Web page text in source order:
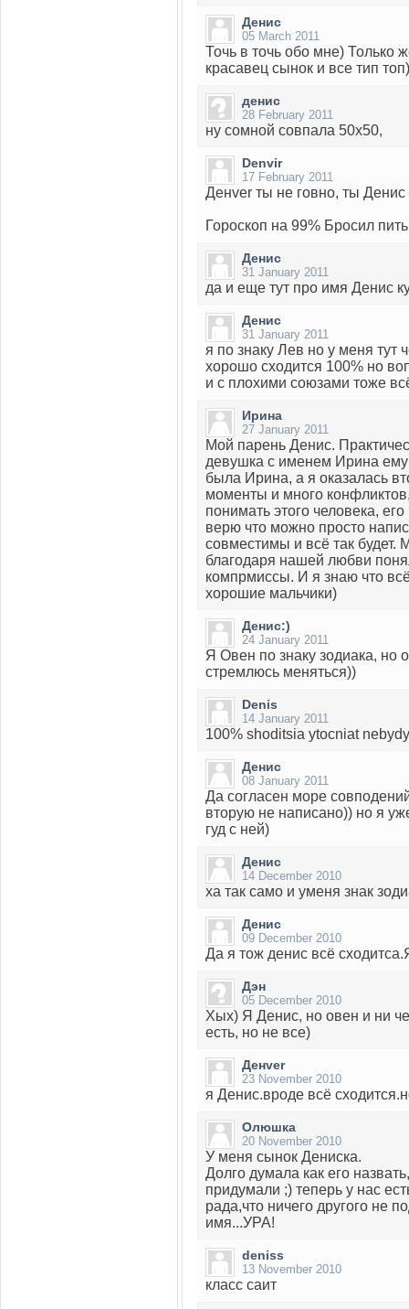
Денис
05 March 2011
Точь в точь обо мне) Только
красавец сынок и все тип
денис
28 February 2011
ну сомной совпала 50х50,
Denvir
17 February 2011
Денver ты не говно, ты Денис
Гороскоп на 99% Бросил
Денис
31 January 2011
да и еще тут про имя Денис
Денис
31 January 2011
я по знаку Лев но у меня тут
хорошо сходится 100% но
и с плохими союзами тоже
Ирина
27 January 2011
Мой парень Денис.
девушка с именем Ирина ему
была Ирина, а я оказалась
моменты и много
понимать этого человека,
верю что можно просто
совместимы и всё так
благодаря нашей любви
компрмиссы. И я знаю что
хорошие мальчики)
Денис:)
24 January 2011
Я Овен по знаку зодиака, но
стремлюсь меняться))
Denis
14 January 2011
100% shoditsia ytocniat
Денис
08 January 2011
Да согласен море
вторую не написано)) но я
гуд с ней)
Денис
14 December 2010
ха так само и уменя знак
Денис
09 December 2010
Да я тож денис всё
Дэн
05 December 2010
Хых) Я Денис, но овен и ни
есть, но не все)
Денver
23 November 2010
я Денис.вроде всё
Олюшка
20 November 2010
У меня сынок Дениска.
Долго думала как его
придумали ;) теперь у нас
рада,что ничего другого не
имя...УРА!
deniss
13 November 2010
класс саит